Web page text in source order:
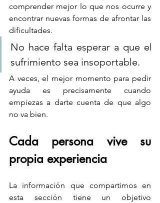
comprender mejor lo que nos ocurre y
encontrar nuevas formas de afrontar las
dificultades.
No hace falta esperar a que el
sufrimiento sea insoportable.
A veces, el mejor momento para pedir
ayuda es precisamente cuando
empiezas a darte cuenta de que algo
no va bien.
Cada persona vive su
propia experiencia
La información que compartimos en
esta sección tiene un objetivo